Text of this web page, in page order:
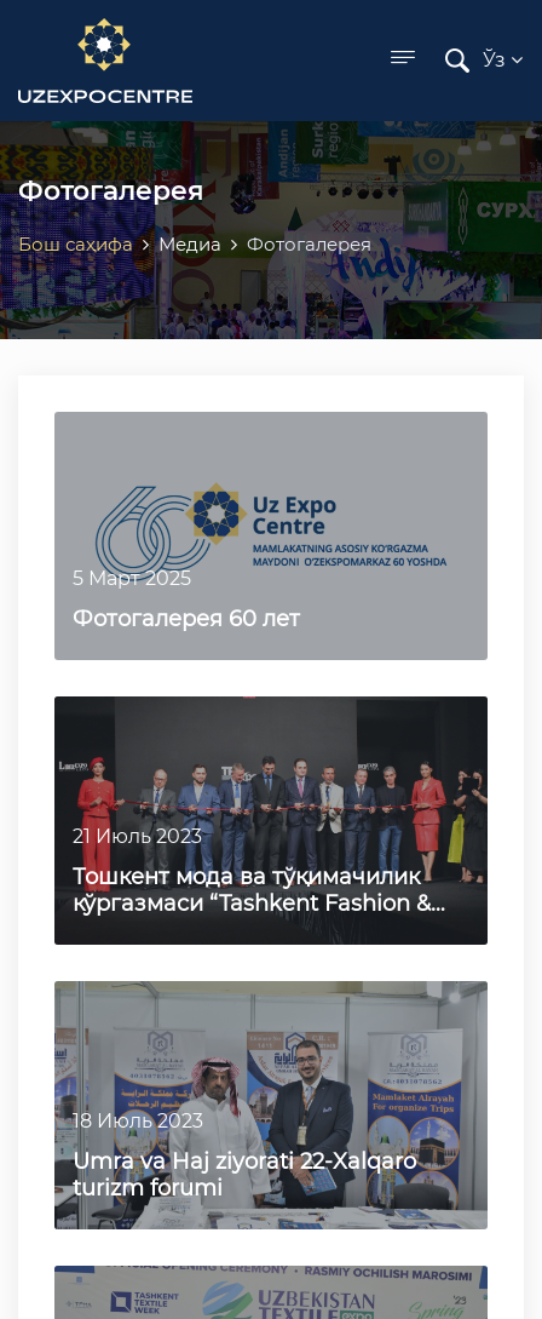
menu
Ўз
Фотогалерея
Бош саҳифа Медиа Фотогалерея
5 Март 2025
Фотогалерея 60 лет
21 Июль 2023
Тошкент мода ва тўқимачилик
кўргазмаси “Tashkent Fashion &
18 Июль 2023
Umra va Haj ziyorati 22-Xalqaro
turizm forumi